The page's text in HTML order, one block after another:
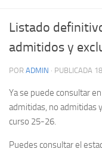
Listado
admitidos y
POR ADMIN · PUBLICADA
Ya se puede consultar
admitidas, no admitidas
curso 25-26.
Puedes consultar el